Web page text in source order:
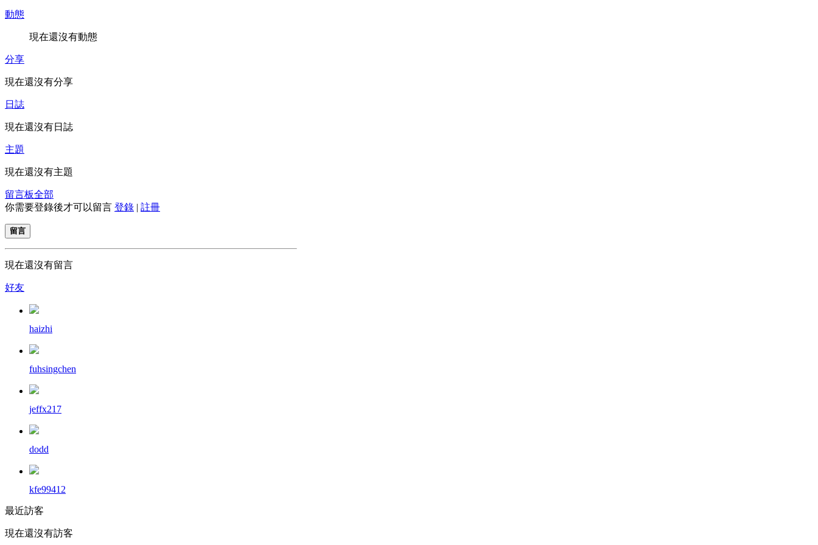
動態
現在還沒有動態
分享
現在還沒有分享
日誌
現在還沒有日誌
主題
現在還沒有主題
留言板全部
你需要登錄後才可以留言 登錄 | 註冊
留言
現在還沒有留言
好友
haizhi
fuhsingchen
jeffx217
dodd
kfe99412
最近訪客
現在還沒有訪客